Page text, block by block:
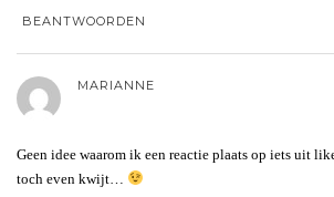
BEANTWOORDEN
MARIANNE
Geen idee waarom ik een reactie plaats op iets uit
toch even kwijt…